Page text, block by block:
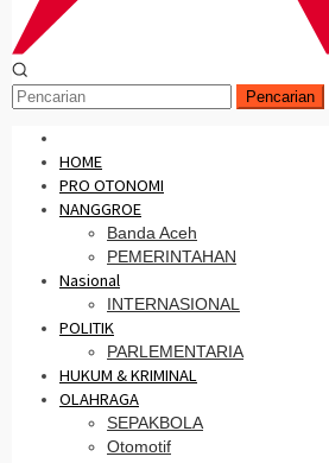
Pencarian
HOME
PRO OTONOMI
NANGGROE
Banda Aceh
PEMERINTAHAN
Nasional
INTERNASIONAL
POLITIK
PARLEMENTARIA
HUKUM & KRIMINAL
OLAHRAGA
SEPAKBOLA
Otomotif